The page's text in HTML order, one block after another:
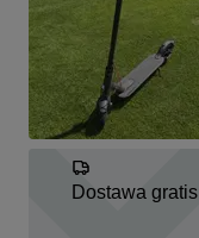
Dostawa gratis